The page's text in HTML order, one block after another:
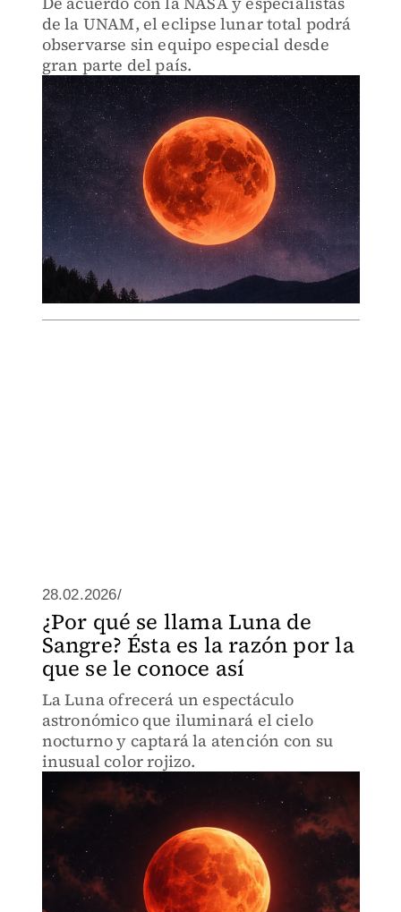
de la UNAM, el eclipse lunar total podrá
observarse sin equipo especial desde
gran parte del país.
28.02.2026/
¿Por qué se llama Luna de
Sangre? Ésta es la razón por la
que se le conoce así
La Luna ofrecerá un espectáculo
astronómico que iluminará el cielo
nocturno y captará la atención con su
inusual color rojizo.